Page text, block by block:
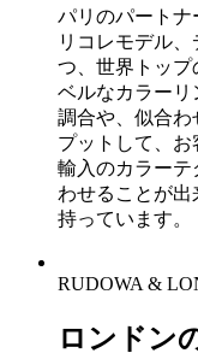
パリのパート
リコレモデル
つ、世界トップ
ベルなカラー
調合や、似合わ
プットして、
輸入のカラーテ
わせることが
持っています。
RUDOWA &
ロンドン